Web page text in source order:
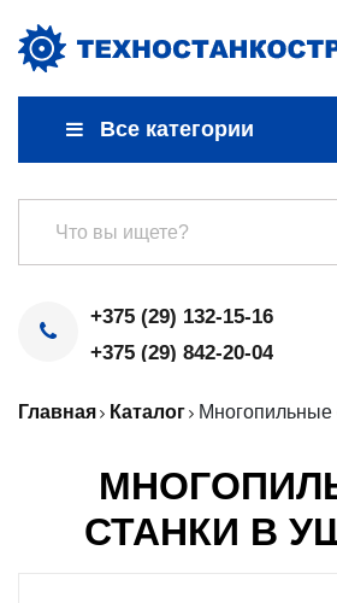
Все категории
+375 (29) 132-15-16
+375 (29) 842-20-04
Главная Каталог Многопильные
СТАНКИ В